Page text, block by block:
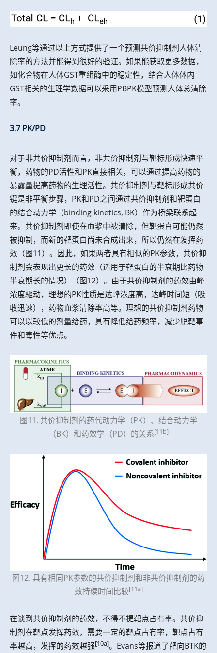
Leung等通过以上方式提供了一个预测共价抑制剂人体清
除率的方法并能得到很好的验证。如果能获取更多数据，
如化合物在人体GST重组酶中的稳定性，结合人体体内
GST相关的生理学数据可以采用PBPK模型预测人体总清除
率。
3.7 PK/PD
对于非共价抑制剂而言，非共价抑制剂与靶标形成快速平
衡，药物的PD活性和PK直接相关，可以通过提高药物的
暴露量提高药物的生理活性。共价抑制剂与靶标形成共价
键是非平衡步骤，PK和PD之间通过共价抑制剂和靶蛋白
的结合动力学（binding kinetics, BK）作为桥梁联系起
来。共价抑制剂即使在血浆中被清除，但靶蛋白可能仍然
被抑制，而新的靶蛋白尚未合成出来，所以仍然在发挥药
效（图11）。因此，如果两者具有相似的PK参数，共价抑
制剂会表现出更长的药效（适用于靶蛋白的半衰期比药物
半衰期长的情况）（图12）。由于共价抑制剂的药效由峰
浓度驱动，理想的PK性质是达峰浓度高，达峰时间短（吸
收迅速），药物血浆清除率高等。理想的共价抑制剂药物
可以以较低的剂量给药，具有降低给药频率，减少脱靶事
件和毒性等优点。
图11. 共价抑制剂的药代动力学（PK）、结合动力学
（BK）和药效学（PD）的关系[11b]
图12. 具有相同PK参数的共价抑制剂和非共价抑制剂的药
效持续时间比较[11a]
在谈到共价抑制剂的药效，不得不提靶点占有率。共价抑
制剂在靶点发挥药效，需要一定的靶点占有率，靶点占有
率越高，发挥的药效越强[10a]。Evans等报道了靶向BTK的